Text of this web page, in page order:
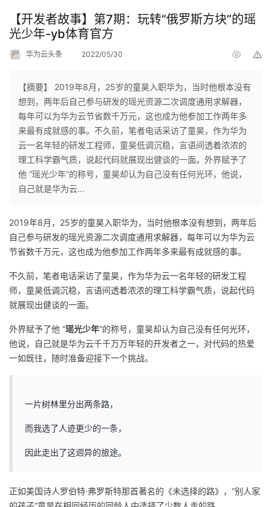
【开发者故事】第7期：玩转“俄罗斯方块”的瑶
光少年-yb体育官方
华为云头条 2022/05/30
【摘要】 2019年8月，25岁的童昊入职华为，当时他根本没有
想到，两年后自己参与研发的瑶光资源二次调度通用求解器，
每年可以为华为云节省数千万元，这也成为他参加工作两年多
来最有成就感的事。不久前，笔者电话采访了童昊，作为华为
云一名年轻的研发工程师，童昊低调沉稳，言语间透着浓浓的
理工科学霸气质，说起代码就展现出健谈的一面。外界赋予了
他 “瑶光少年”的称号，童昊却认为自己没有任何光环，他说，
自己就是华为云...
2019年8月，25岁的童昊入职华为，当时他根本没有想到，两年后
自己参与研发的瑶光资源二次调度通用求解器，每年可以为华为云
节省数千万元，这也成为他参加工作两年多来最有成就感的事。
不久前，笔者电话采访了童昊，作为华为云一名年轻的研发工程
师，童昊低调沉稳，言语间透着浓浓的理工科学霸气质，说起代码
就展现出健谈的一面。
外界赋予了他 “瑶光少年”的称号，童昊却认为自己没有任何光环，
他说，自己就是华为云千千万万年轻的开发者之一，对代码的热爱
一如既往，随时准备迎接下一个挑战。
一片树林里分出两条路，
而我选了人迹更少的一条，
因此走出了这迥异的旅途。
正如美国诗人罗伯特·弗罗斯特那首著名的《未选择的路》，“别人家